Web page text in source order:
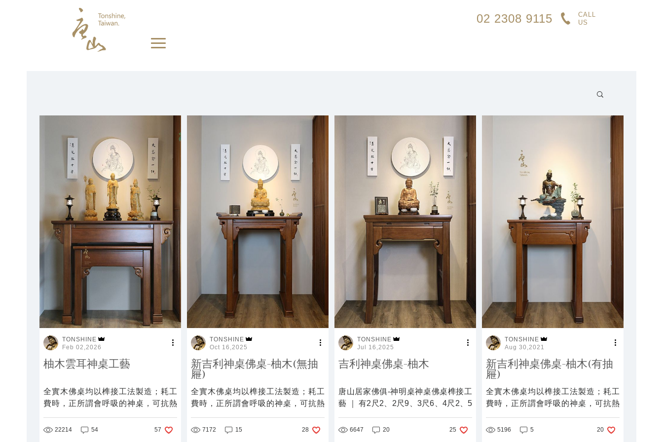
02 2308 9115
CALL
US
柚木雲耳神桌工藝
TONSHINE
Feb 02,2026
全實木佛桌均以榫接工法製造；耗工
費時，正所謂會呼吸的神桌，可抗熱
承。
57
22214 54
新吉利神桌佛桌-柚木(無抽
屜)
TONSHINE
Oct 16,2025
全實木佛桌均以榫接工法製造；耗工
費時，正所謂會呼吸的神桌，可抗熱
承。
28
7172 15
吉利神桌佛桌-柚木
TONSHINE
Jul 16,2025
唐山居家佛俱-神明桌神桌佛桌榫接工
藝 ｜ 有2尺2、2尺9、3尺6、4尺2、5
25
6647 20
新吉利神桌佛桌-柚木(有抽
屜)
TONSHINE
Aug 30,2021
全實木佛桌均以榫接工法製造；耗工
費時，正所謂會呼吸的神桌，可抗熱
承。
20
5196 5